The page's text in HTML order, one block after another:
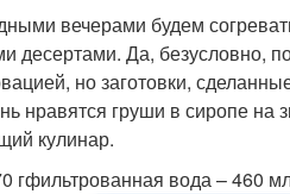
вечерами будем
десертами. Да, безусловно,
но заготовки,
нравятся груши в сиропе на
кулинар.
гфильтрованная вода – 460